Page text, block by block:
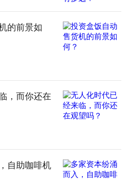
的前景如
，而你还在
自助咖啡机